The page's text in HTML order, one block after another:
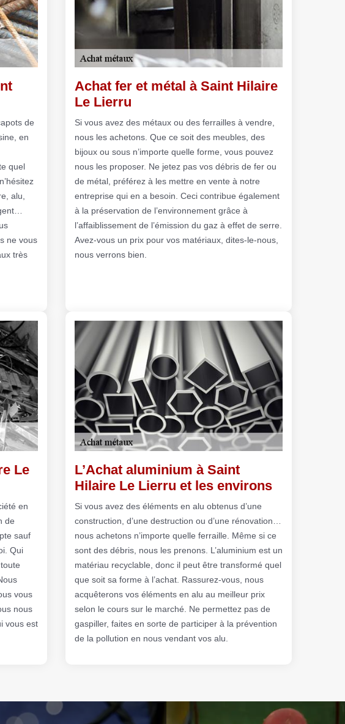
de
en
quel
alu,
ne vous
très
Achat fer et métal à Saint Hilaire
Le Lierru
Si vous avez des métaux ou des ferrailles à vendre,
nous les achetons. Que ce soit des meubles, des
bijoux ou sous n’importe quelle forme, vous pouvez
nous les proposer. Ne jetez pas vos débris de fer ou
de métal, préférez à les mettre en vente à notre
entreprise qui en a besoin. Ceci contribue également
à la préservation de l’environnement grâce à
l’affaiblissement de l’émission du gaz à effet de serre.
Avez-vous un prix pour vos matériaux, dites-le-nous,
nous verrons bien.
Le
en
de
sauf
Qui
vous
nous
vous est
L’Achat aluminium à Saint
Hilaire Le Lierru et les environs
Si vous avez des éléments en alu obtenus d’une
construction, d’une destruction ou d’une rénovation…
nous achetons n’importe quelle ferraille. Même si ce
sont des débris, nous les prenons. L’aluminium est un
matériau recyclable, donc il peut être transformé quel
que soit sa forme à l’achat. Rassurez-vous, nous
acquêterons vos éléments en alu au meilleur prix
selon le cours sur le marché. Ne permettez pas de
gaspiller, faites en sorte de participer à la prévention
de la pollution en nous vendant vos alu.